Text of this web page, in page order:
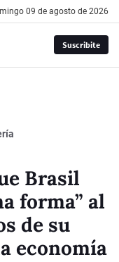
09 de agosto de 2026
Suscribite
Brasil
forma” al
de su
economía